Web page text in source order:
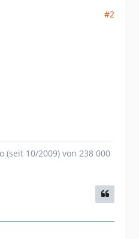
#2
(seit 10/2009) von 238 000